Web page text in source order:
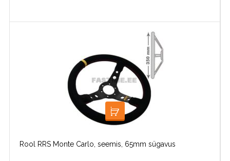
LOE EDASI
Rool RRS Monte Carlo, seemis, 65mm sügavus